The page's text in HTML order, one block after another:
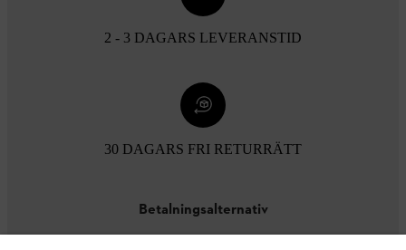
2 - 3 DAGARS LEVERANSTID
30 DAGARS FRI RETURRÄTT
Betalningsalternativ